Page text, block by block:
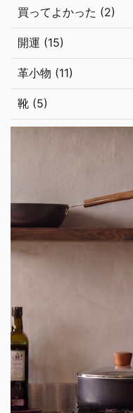
買ってよかった (2)
開運 (15)
革小物 (11)
靴 (5)